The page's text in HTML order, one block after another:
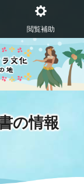
閲覧補助
の情報